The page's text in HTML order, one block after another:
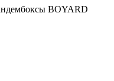
BOYARD